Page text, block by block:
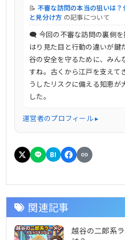
📝 不審な訪問の本当の狙いは
と見分け方 の記事について
🗨 今回の不審な訪問の裏側を
はり見た目と行動の違いが鍵
谷の安全を守るために、みん
すね。古くから江戸を支えて
うしたリスクに備える知恵が
した。
運営者のプロフィール ▸
B!
関連記事
越谷の二郎系